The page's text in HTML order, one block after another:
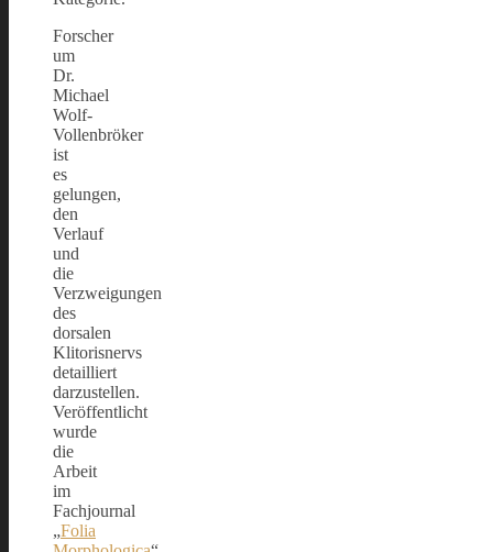
Forscher
um
Dr.
Michael
Wolf-
Vollenbröker
ist
es
gelungen,
den
Verlauf
und
die
Verzweigungen
des
dorsalen
Klitorisnervs
detailliert
darzustellen.
Veröffentlicht
wurde
die
Arbeit
im
Fachjournal
„Folia